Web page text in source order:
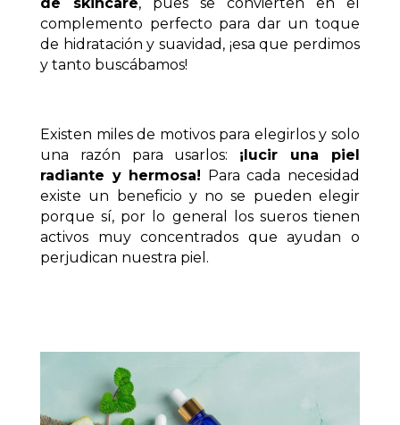
complemento perfecto para dar un toque
de hidratación y suavidad, ¡esa que perdimos
y tanto buscábamos!
Existen miles de motivos para elegirlos y solo
una razón para usarlos: ¡lucir una piel
radiante y hermosa! Para cada necesidad
existe un beneficio y no se pueden elegir
porque sí, por lo general los sueros tienen
activos muy concentrados que ayudan o
perjudican nuestra piel.